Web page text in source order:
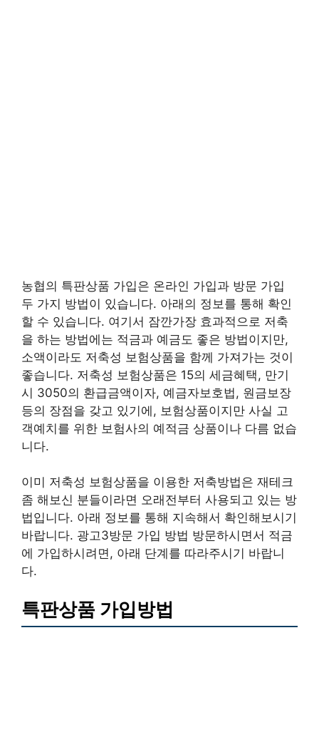
농협의 특판상품 가입은 온라인 가입과 방문 가입
두 가지 방법이 있습니다. 아래의 정보를 통해 확인
할 수 있습니다. 여기서 잠깐가장 효과적으로 저축
을 하는 방법에는 적금과 예금도 좋은 방법이지만,
소액이라도 저축성 보험상품을 함께 가져가는 것이
좋습니다. 저축성 보험상품은 15의 세금혜택, 만기
시 3050의 환급금액이자, 예금자보호법, 원금보장
등의 장점을 갖고 있기에, 보험상품이지만 사실 고
객예치를 위한 보험사의 예적금 상품이나 다름 없습
니다.
이미 저축성 보험상품을 이용한 저축방법은 재테크
좀 해보신 분들이라면 오래전부터 사용되고 있는 방
법입니다. 아래 정보를 통해 지속해서 확인해보시기
바랍니다. 광고3방문 가입 방법 방문하시면서 적금
에 가입하시려면, 아래 단계를 따라주시기 바랍니
다.
특판상품 가입방법